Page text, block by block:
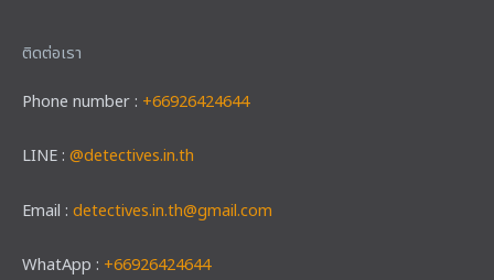
ติดต่อเรา
Phone number : +66926424644
LINE : @detectives.in.th
Email : detectives.in.th@gmail.com
WhatApp : +66926424644